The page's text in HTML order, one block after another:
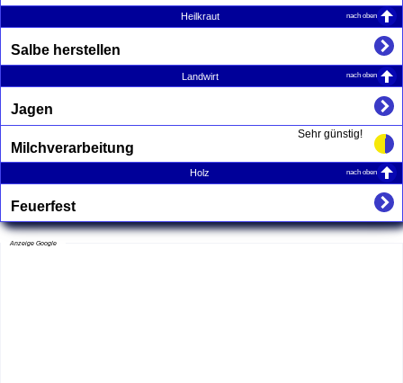
Heilkraut nach oben
Salbe herstellen
Landwirt nach oben
Jagen
Sehr günstig!
Milchverarbeitung
Holz nach oben
Feuerfest
Anzeige Google